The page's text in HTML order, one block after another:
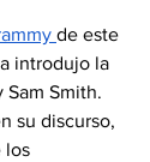
de este
introdujo la
Sam Smith.
su discurso,
los